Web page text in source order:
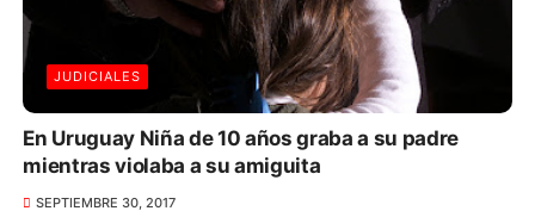
JUDICIALES
En Uruguay Niña de 10 años graba a su padre
mientras violaba a su amiguita
SEPTIEMBRE 30, 2017